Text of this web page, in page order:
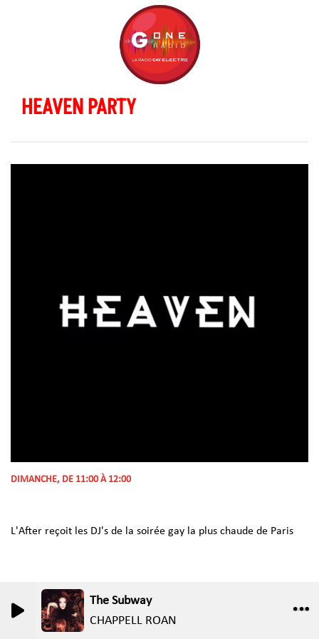
The Subway
CHAPPELL ROAN
HEAVEN PARTY
0
DIMANCHE, DE 11:00 À 12:00
L'After reçoit les DJ's de la soirée gay la plus chaude de Paris